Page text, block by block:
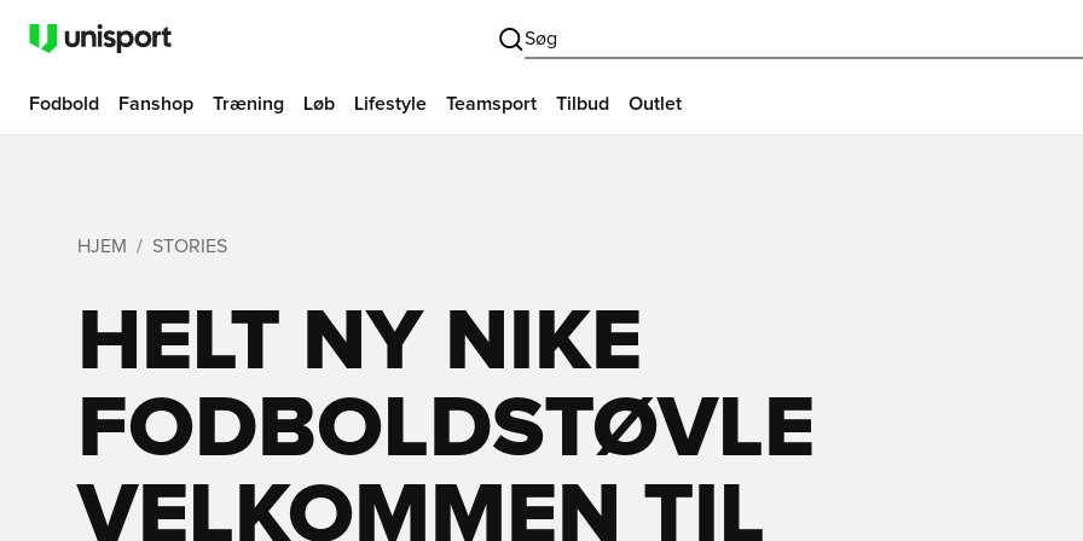
Søg
Fodbold Fanshop Træning Løb Lifestyle Teamsport Tilbud Outlet
HJEM STORIES
HELT NY NIKE
FODBOLDSTØVLE 
VELKOMMEN TIL